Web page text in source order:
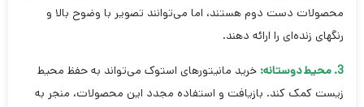
محصولات دست دوم هستند، اما می‌توانند تصویر با وضوح بالا و
رنگهای زنده‌ای را ارائه دهند.
3. محیط دوستانه:
خرید مانیتورهای استوک می‌تواند به حفظ محیط
زیست کمک کند. بازیافت و استفاده مجدد این محصولات، منجر به